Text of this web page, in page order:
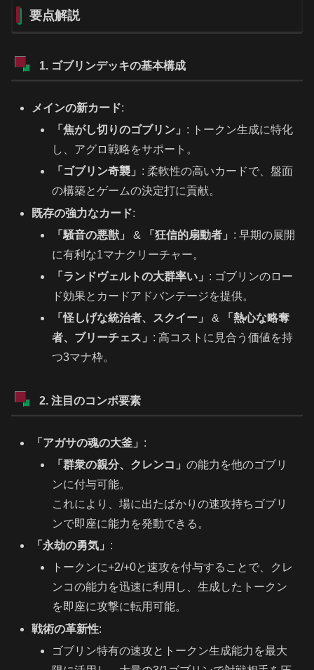
要点解説
1. ゴブリンデッキの基本構成
メインの新カード:
「焦がし切りのゴブリン」 : トークン生成に特化
し、アグロ戦略をサポート。
「ゴブリン奇襲」 : 柔軟性の高いカードで、盤面
の構築とゲームの決定打に貢献。
既存の強力なカード:
「騒音の悪獣」
& 「狂信的扇動者」 : 早期の展開
に有利な1マナクリーチャー。
「ランドヴェルトの大群率い」 : ゴブリンのロー
ド効果とカードアドバンテージを提供。
「怪しげな統治者、スクイー」
&
「熱心な略奪
者、ブリーチェス」 : 高コストに見合う価値を持
つ3マナ枠。
2. 注目のコンボ要素
「アガサの魂の大釜」 :
「群衆の親分、クレンコ」の能力を他のゴブリ
ンに付与可能。
これにより、場に出たばかりの速攻持ちゴブリ
ンで即座に能力を発動できる。
「永劫の勇気」 :
トークンに+2/+0と速攻を付与することで、クレ
ンコの能力を迅速に利用し、生成したトークン
を即座に攻撃に転用可能。
戦術の革新性:
ゴブリン特有の速攻とトークン生成能力を最大